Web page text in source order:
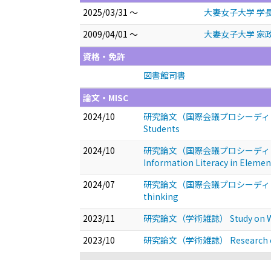
2025/03/31 ～
大妻女子大学 学
2009/04/01 ～
大妻女子大学 家
資格・免許
図書館司書
論文・MISC
2024/10
研究論文（国際会議プロシー
Students
2024/10
研究論文（国際会議プロシー
Information Literacy in
2024/07
研究論文（国際会議プロシー
thinking
2023/11
研究論文（学術雑誌） Study
2023/10
研究論文（学術雑誌）